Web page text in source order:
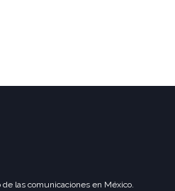
de las comunicaciones en México.